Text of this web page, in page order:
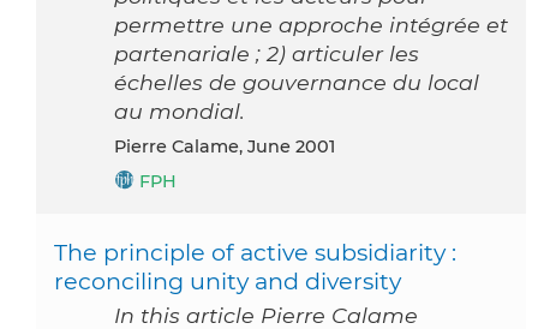
permettre une approche intégrée et
partenariale ; 2) articuler les
échelles de gouvernance du local
au mondial.
Pierre Calame, June 2001
FPH
The principle of active subsidiarity :
reconciling unity and diversity
In this article Pierre Calame